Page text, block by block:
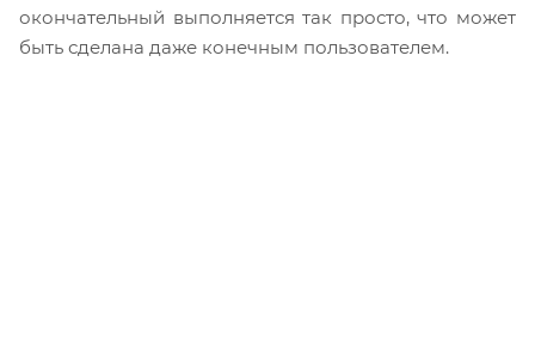
окончательный выполняется так просто, что может
быть сделана даже конечным пользователем.